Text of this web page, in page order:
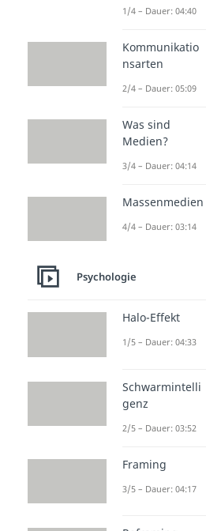
zur
Es kann mehrere
du eine
beenden
Liste mit
achten kannst.
Ständiges
Negativgefühl
Fehlender
1/4 – Dauer: 04:40
Kommunikatio
nsarten
2/4 – Dauer: 05:09
Was sind
Medien?
3/4 – Dauer: 04:14
Massenmedien
4/4 – Dauer: 03:14
Psychologie
Halo-Effekt
1/5 – Dauer: 04:33
Schwarmintelli
genz
2/5 – Dauer: 03:52
Framing
3/5 – Dauer: 04:17